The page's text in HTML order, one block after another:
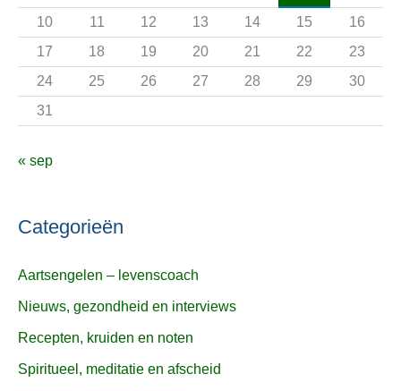
r
:
10
11 12 13 14 15
16
17
18 19 20 21 22
23
24
25 26 27 28 29
30
31
« sep
Categorieën
Aartsengelen – levenscoach
Nieuws, gezondheid en interviews
Recepten, kruiden en noten
Spiritueel, meditatie en afscheid